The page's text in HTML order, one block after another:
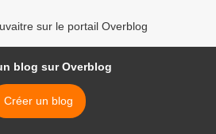
sur le portail Overblog
blog sur Overblog
Créer un blog